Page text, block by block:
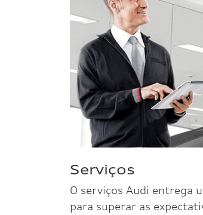
RS e-tron GT
Anterior